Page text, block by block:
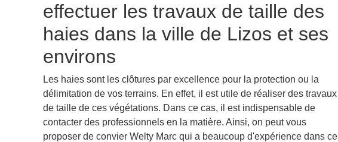
effectuer les travaux de taille des
haies dans la ville de Lizos et ses
environs
Les haies sont les clôtures par excellence pour la protection ou la
délimitation de vos terrains. En effet, il est utile de réaliser des travaux
de taille de ces végétations. Dans ce cas, il est indispensable de
contacter des professionnels en la matière. Ainsi, on peut vous
proposer de convier Welty Marc qui a beaucoup d'expérience dans ce